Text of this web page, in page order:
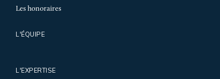
Les honoraires
L'ÉQUIPE
L'EXPERTISE